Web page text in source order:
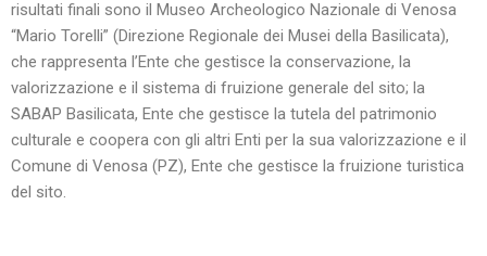
risultati finali sono il Museo Archeologico Nazionale di Venosa
“Mario Torelli” (Direzione Regionale dei Musei della Basilicata),
che rappresenta l’Ente che gestisce la conservazione, la
valorizzazione e il sistema di fruizione generale del sito; la
SABAP Basilicata, Ente che gestisce la tutela del patrimonio
culturale e coopera con gli altri Enti per la sua valorizzazione e il
Comune di Venosa (PZ), Ente che gestisce la fruizione turistica
del sito.